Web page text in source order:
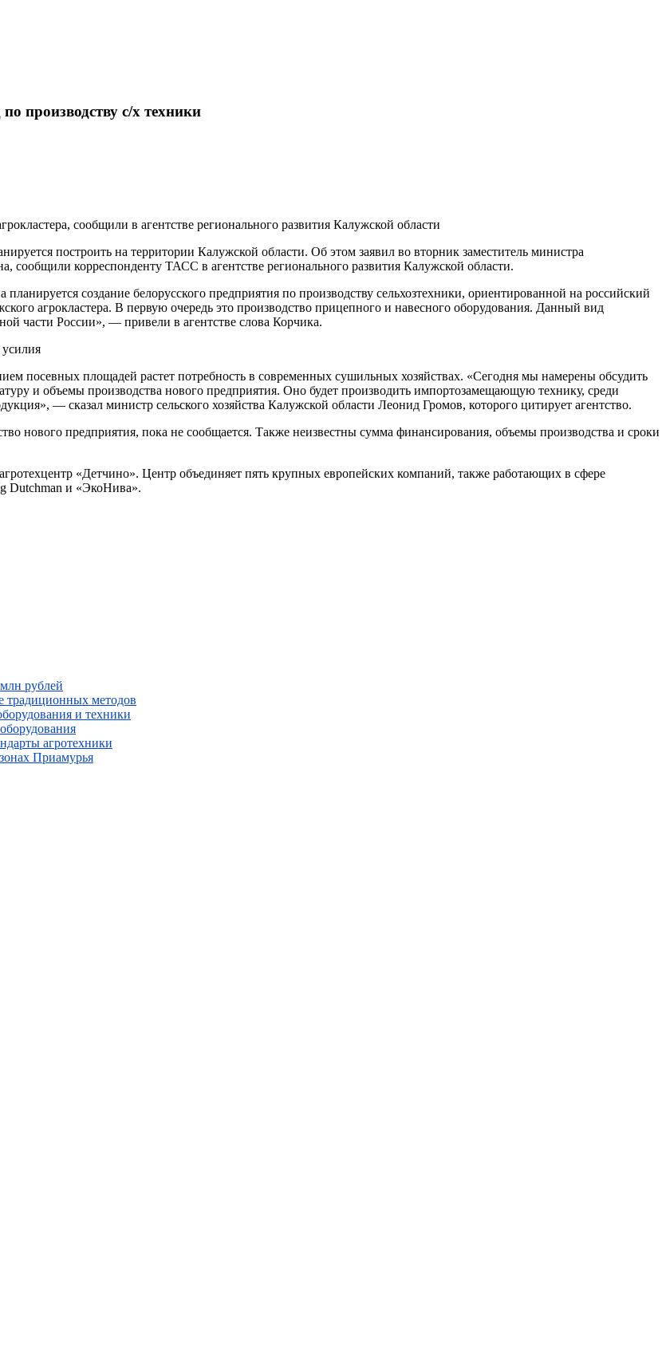
производству с/х техники
сообщили в агентстве регионального развития Калужской области
построить на территории Калужской области. Об этом заявил во вторник заместитель министра
корреспонденту ТАСС в агентстве регионального развития Калужской области.
создание белорусского предприятия по производству сельхозтехники, ориентированной на российский
агрокластера. В первую очередь это производство прицепного и навесного оборудования. Данный вид
части России», — привели в агентстве слова Корчика.
посевных площадей растет потребность в современных сушильных хозяйствах. «Сегодня мы намерены обсудить
и объемы производства нового предприятия. Оно будет производить импортозамещающую технику, среди
— сказал министр сельского хозяйства Калужской области Леонид Громов, которого цитирует агентство.
нового предприятия, пока не сообщается. Также неизвестны сумма финансирования, объемы производства и сроки
«Детчино». Центр объединяет пять крупных европейских компаний, также работающих в сфере
Dutchman и «ЭкоНива».
рублей
методов
и техники
агротехники
Приамурья